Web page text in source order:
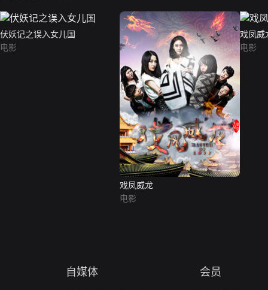
伏妖记之误入女儿国
电影
戏凤威龙
电影
戏凤威
电影
自媒体 会员